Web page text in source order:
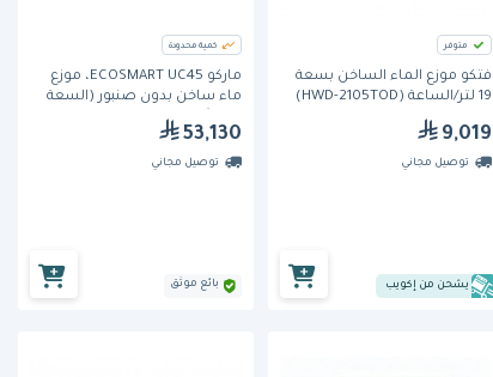
متوفر
فتكو موزع الماء الساخن بسعة
19 لتر/الساعة (HWD-2105TOD)
9,019
توصيل مجاني
يشحن من إكويب
كمية محدودة
ماركو ECOSMART UC45، موزّع
ماء ساخن بدون صنبور (السعة
53,130
توصيل مجاني
بائع موثق